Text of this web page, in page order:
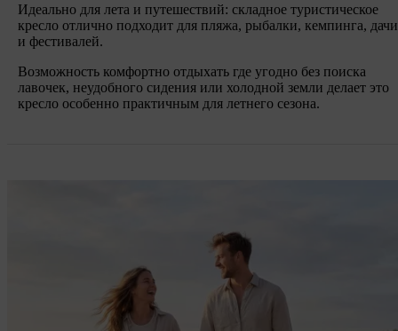
Идеально для лета и путешествий: складное туристическое
кресло отлично подходит для пляжа, рыбалки, кемпинга, дачи
и фестивалей.
Возможность комфортно отдыхать где угодно без поиска
лавочек, неудобного сидения или холодной земли делает это
кресло особенно практичным для летнего сезона.